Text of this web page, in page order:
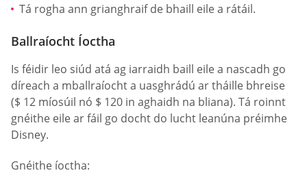
Tá rogha ann grianghraif de bhaill eile a rátáil.
Ballraíocht Íoctha
Is féidir leo siúd atá ag iarraidh baill eile a nascadh go
díreach a mballraíocht a uasghrádú ar tháille bhreise
($ 12 míosúil nó $ 120 in aghaidh na bliana). Tá roinnt
gnéithe eile ar fáil go docht do lucht leanúna préimhe
Disney.
Gnéithe íoctha: